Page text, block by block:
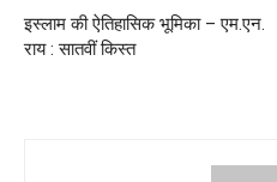
इस्लाम की ऐतिहासिक भूमिका – एम.एन.
राय : सातवीं किस्त